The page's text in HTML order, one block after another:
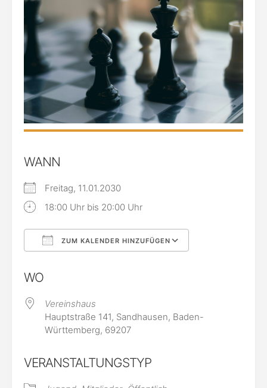
WANN
Freitag, 11.01.2030
18:00 Uhr bis 20:00 Uhr
ZUM KALENDER HINZUFÜGEN
WO
Vereinshaus
Hauptstraße 141, Sandhausen, Baden-
Württemberg, 69207
VERANSTALTUNGSTYP